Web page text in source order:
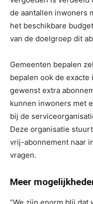
de aantallen inwoners
het beschikbare
van de doelgroep dit
Gemeenten bepalen
bepalen ook de
gewenst extra
kunnen inwoners met
bij de
Deze organisatie
vrij-abonnement naar
vragen.
Meer